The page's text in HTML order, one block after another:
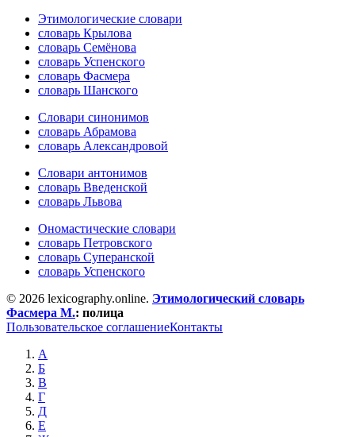
Этимологические словари
словарь Крылова
словарь Семёнова
словарь Успенского
словарь Фасмера
словарь Шанского
Словари синонимов
словарь Абрамова
словарь Александровой
Словари антонимов
словарь Введенской
словарь Львова
Ономастические словари
словарь Петровского
словарь Суперанской
словарь Успенского
© 2026 lexicography.online. Этимологический словарь
Фасмера М.: полица
Пользовательское соглашениеКонтакты
А
Б
В
Г
Д
Е